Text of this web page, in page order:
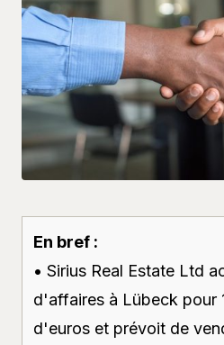
En bref :
• Sirius Real Estate Ltd
d'affaires à Lübeck pour
d'euros et prévoit de